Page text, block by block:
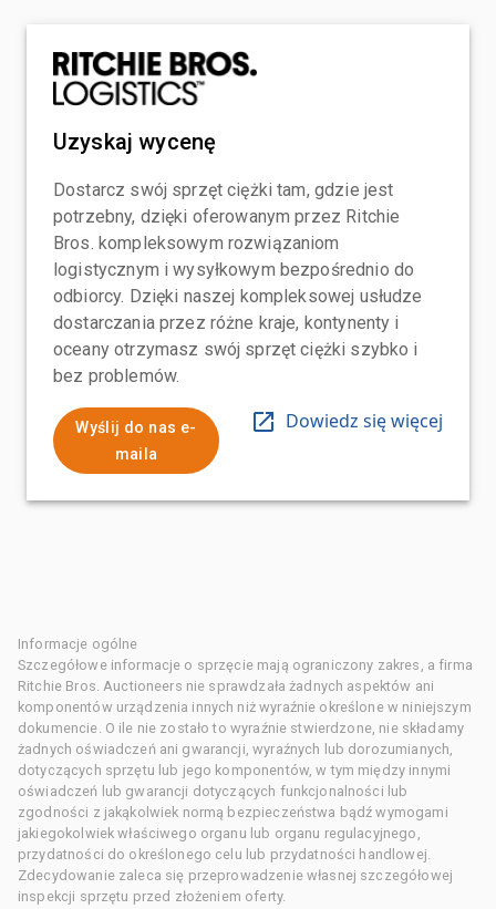
Uzyskaj wycenę
Dostarcz swój sprzęt ciężki tam, gdzie jest
potrzebny, dzięki oferowanym przez Ritchie
Bros. kompleksowym rozwiązaniom
logistycznym i wysyłkowym bezpośrednio do
odbiorcy. Dzięki naszej kompleksowej usłudze
dostarczania przez różne kraje, kontynenty i
oceany otrzymasz swój sprzęt ciężki szybko i
bez problemów.
Wyślij do nas e-
maila
Dowiedz się więcej
Informacje ogólne
Szczegółowe informacje o sprzęcie mają ograniczony zakres, a firma
Ritchie Bros. Auctioneers nie sprawdzała żadnych aspektów ani
komponentów urządzenia innych niż wyraźnie określone w niniejszym
dokumencie. O ile nie zostało to wyraźnie stwierdzone, nie składamy
żadnych oświadczeń ani gwarancji, wyraźnych lub dorozumianych,
dotyczących sprzętu lub jego komponentów, w tym między innymi
oświadczeń lub gwarancji dotyczących funkcjonalności lub
zgodności z jakąkolwiek normą bezpieczeństwa bądź wymogami
jakiegokolwiek właściwego organu lub organu regulacyjnego,
przydatności do określonego celu lub przydatności handlowej.
Zdecydowanie zaleca się przeprowadzenie własnej szczegółowej
inspekcji sprzętu przed złożeniem oferty.